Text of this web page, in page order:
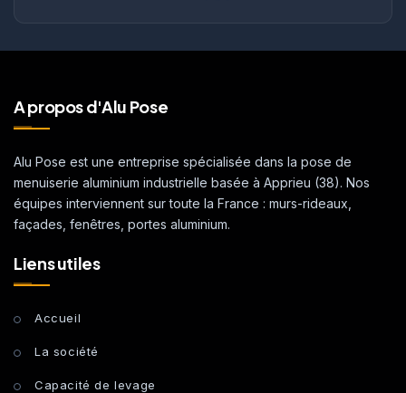
A propos d'Alu Pose
Alu Pose est une entreprise spécialisée dans la pose de
menuiserie aluminium industrielle basée à Apprieu (38). Nos
équipes interviennent sur toute la France : murs-rideaux,
façades, fenêtres, portes aluminium.
Liens utiles
Accueil
La société
Capacité de levage